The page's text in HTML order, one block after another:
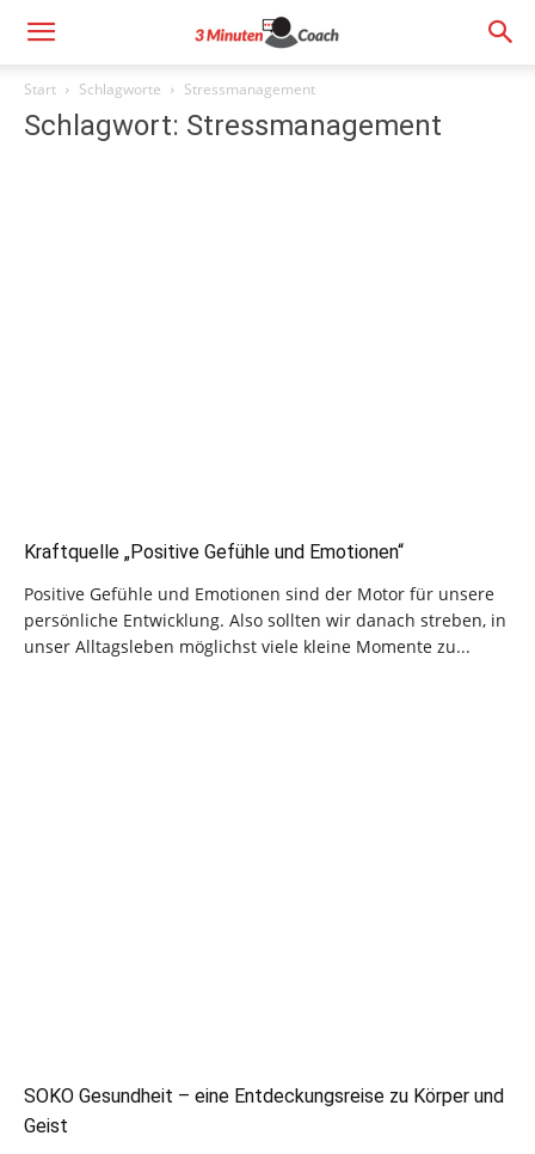
Start Schlagworte Stressmanagement
Schlagwort: Stressmanagement
Kraftquelle „Positive Gefühle und Emotionen“
Positive Gefühle und Emotionen sind der Motor für unsere
persönliche Entwicklung. Also sollten wir danach streben, in
unser Alltagsleben möglichst viele kleine Momente zu...
SOKO Gesundheit – eine Entdeckungsreise zu Körper und
Geist